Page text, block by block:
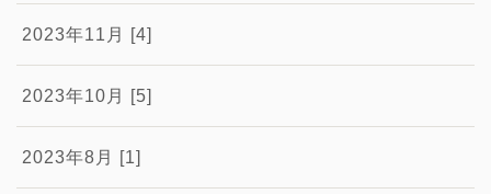
2023年11月 [4]
2023年10月 [5]
2023年8月 [1]